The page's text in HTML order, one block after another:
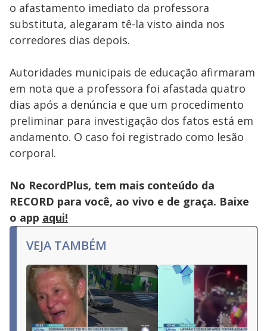
o afastamento imediato da professora
substituta, alegaram tê-la visto ainda nos
corredores dias depois.
Autoridades municipais de educação afirmaram
em nota que a professora foi afastada quatro
dias após a denúncia e que um procedimento
preliminar para investigação dos fatos está em
andamento. O caso foi registrado como lesão
corporal.
No RecordPlus, tem mais conteúdo da
RECORD para você, ao vivo e de graça. Baixe
o app aqui!
VEJA TAMBÉM